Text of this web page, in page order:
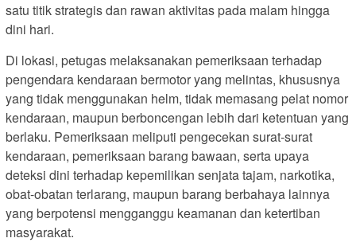
satu titik strategis dan rawan aktivitas pada malam hingga
dini hari.
Di lokasi, petugas melaksanakan pemeriksaan terhadap
pengendara kendaraan bermotor yang melintas, khususnya
yang tidak menggunakan helm, tidak memasang pelat nomor
kendaraan, maupun berboncengan lebih dari ketentuan yang
berlaku. Pemeriksaan meliputi pengecekan surat-surat
kendaraan, pemeriksaan barang bawaan, serta upaya
deteksi dini terhadap kepemilikan senjata tajam, narkotika,
obat-obatan terlarang, maupun barang berbahaya lainnya
yang berpotensi mengganggu keamanan dan ketertiban
masyarakat.